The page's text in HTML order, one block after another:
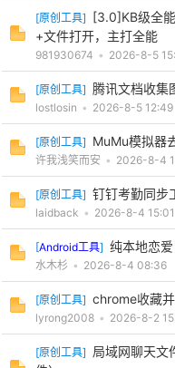
[原创工具] [3.0]KB级全
+文件打开，主打全能
981930674 • 2026-8-5
[原创工具] 腾讯文档收集
lostlosin • 2026-8-5 12:49
[原创工具] MuMu模拟器
许我浅笑而安 • 2026-8-4
[原创工具] 钉钉考勤同步
laidback • 2026-8-4 15:01
[Android工具] 纯本地恋
水木杉 • 2026-8-4 08:36
[原创工具] chrome收藏
lyrong2008 • 2026-8-2
[原创工具] 局域网聊天文